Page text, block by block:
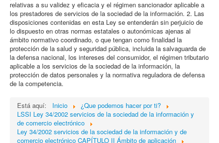
relativas a su validez y eficacia y el régimen sancionador aplicable a
los prestadores de servicios de la sociedad de la información. 2. Las
disposiciones contenidas en esta Ley se entenderán sin perjuicio de
lo dispuesto en otras normas estatales o autonómicas ajenas al
ámbito normativo coordinado, o que tengan como finalidad la
protección de la salud y seguridad pública, incluida la salvaguarda de
la defensa nacional, los intereses del consumidor, el régimen tributario
aplicable a los servicios de la sociedad de la información, la
protección de datos personales y la normativa reguladora de defensa
de la competencia.
Está aquí: Inicio
¿Que podemos hacer por ti?
LSSI Ley 34/2002 servicios de la sociedad de la información y
de comercio electrónico
Ley 34/2002 servicios de la sociedad de la información y de
comercio electrónico CAPÍTULO II Ámbito de aplicación